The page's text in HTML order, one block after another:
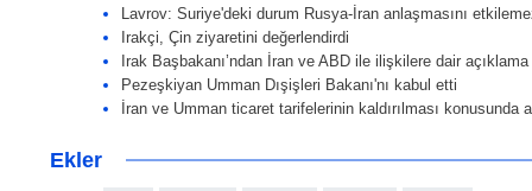
Lavrov: Suriye'deki durum Rusya-İran anlaşmasını
Irakçi, Çin ziyaretini değerlendirdi
Irak Başbakanı’ndan İran ve ABD ile ilişkilere dair açıklama
Pezeşkiyan Umman Dışişleri Bakanı'nı kabul etti
İran ve Umman ticaret tarifelerinin kaldırılması konusunda
Ekler